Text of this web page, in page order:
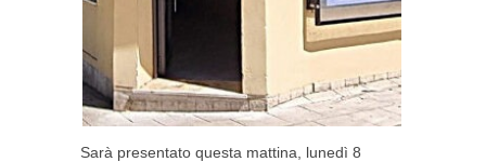
Sarà presentato questa mattina, lunedì 8